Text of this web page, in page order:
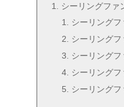
シーリングファ
シーリング
シーリング
シーリング
シーリング
シーリング